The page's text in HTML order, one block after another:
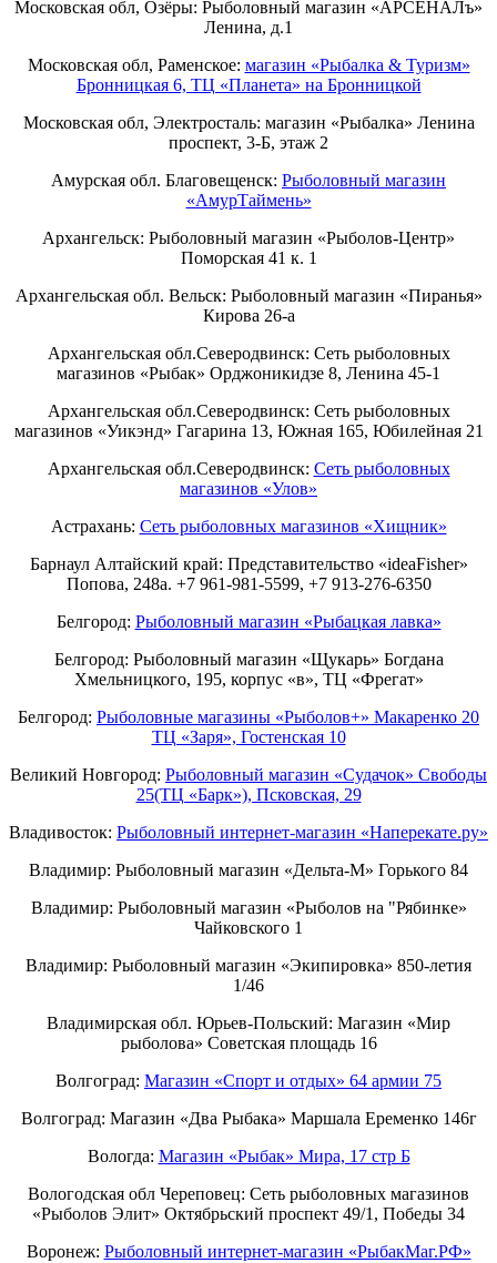
Московская обл, Озёры: Рыболовный магазин «АРСЕНАЛъ»
Ленина, д.1
Московская обл, Раменское: магазин «Рыбалка & Туризм»
Бронницкая 6, ТЦ «Планета» на Бронницкой
Московская обл, Электросталь: магазин «Рыбалка» Ленина
проспект, 3-Б, этаж 2
Амурская обл. Благовещенск: Рыболовный магазин
«АмурТаймень»
Архангельск: Рыболовный магазин «Рыболов-Центр»
Поморская 41 к. 1
Архангельская обл. Вельск: Рыболовный магазин «Пиранья»
Кирова 26-а
Архангельская обл.Северодвинск: Сеть рыболовных
магазинов «Рыбак» Орджоникидзе 8, Ленина 45-1
Архангельская обл.Северодвинск: Сеть рыболовных
магазинов «Уикэнд» Гагарина 13, Южная 165, Юбилейная 21
Архангельская обл.Северодвинск: Сеть рыболовных
магазинов «Улов»
Астрахань: Сеть рыболовных магазинов «Хищник»
Барнаул Алтайский край: Представительство «ideaFisher»
Попова, 248а. +7 961-981-5599, +7 913-276-6350
Белгород: Рыболовный магазин «Рыбацкая лавка»
Белгород: Рыболовный магазин «Щукарь» Богдана
Хмельницкого, 195, корпус «в», ТЦ «Фрегат»
Белгород: Рыболовные магазины «Рыболов+» Макаренко 20
ТЦ «Заря», Гостенская 10
Великий Новгород: Рыболовный магазин «Судачок» Свободы
25(ТЦ «Барк»), Псковская, 29
Владивосток: Рыболовный интернет-магазин «Наперекате.ру»
Владимир: Рыболовный магазин «Дельта-М» Горького 84
Владимир: Рыболовный магазин «Рыболов на "Рябинке»
Чайковского 1
Владимир: Рыболовный магазин «Экипировка» 850-летия
1/46
Владимирская обл. Юрьев-Польский: Магазин «Мир
рыболова» Советская площадь 16
Волгоград: Магазин «Спорт и отдых» 64 армии 75
Волгоград: Магазин «Два Рыбака» Маршала Еременко 146г
Вологда: Магазин «Рыбак» Мира, 17 стр Б
Вологодская обл Череповец: Сеть рыболовных магазинов
«Рыболов Элит» Октябрьский проспект 49/1, Победы 34
Воронеж: Рыболовный интернет-магазин «РыбакМаг.РФ»